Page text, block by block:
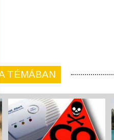
TÉMÁBAN